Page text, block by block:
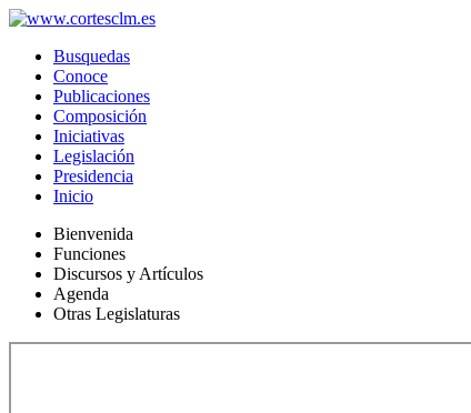
Busquedas
Conoce
Publicaciones
Composición
Iniciativas
Legislación
Presidencia
Inicio
Bienvenida
Funciones
Discursos y Artículos
Agenda
Otras Legislaturas